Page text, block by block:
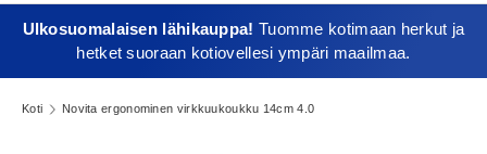
Ulkosuomalaisen lähikauppa! Tuomme kotimaan herkut ja
hetket suoraan kotiovellesi ympäri maailmaa.
Koti Novita ergonominen virkkuukoukku 14cm 4.0